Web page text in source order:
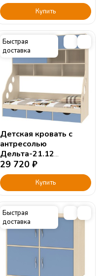
Купить
Быстрая
доставка
Детская кровать с
антресолью
Дельта-21.12
190х90см.
29 720 ₽
Купить
Быстрая
доставка